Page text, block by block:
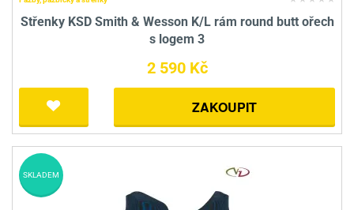
Střenky KSD Smith & Wesson K/L rám round butt ořech
s logem 3
2 590 Kč
ZAKOUPIT
SKLADEM